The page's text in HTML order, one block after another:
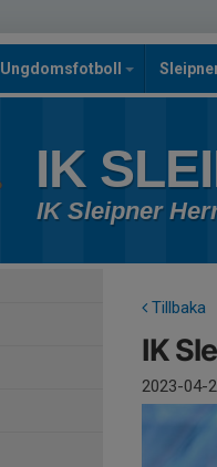
Ungdomsfotboll
IK
IK Sleipner
Tillbaka
IK
2023-04-